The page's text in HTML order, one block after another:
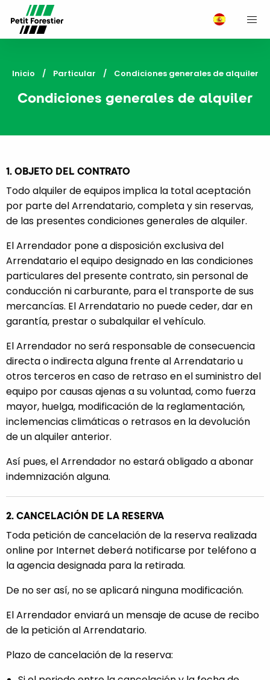
Inicio Particular Current:
Condiciones generales de alquiler
Condiciones generales de alquiler
1. OBJETO DEL CONTRATO
Todo alquiler de equipos implica la total aceptación
por parte del Arrendatario, completa y sin reservas,
de las presentes condiciones generales de alquiler.
El Arrendador pone a disposición exclusiva del
Arrendatario el equipo designado en las condiciones
particulares del presente contrato, sin personal de
conducción ni carburante, para el transporte de sus
mercancías. El Arrendatario no puede ceder, dar en
garantía, prestar o subalquilar el vehículo.
El Arrendador no será responsable de consecuencia
directa o indirecta alguna frente al Arrendatario u
otros terceros en caso de retraso en el suministro del
equipo por causas ajenas a su voluntad, como fuerza
mayor, huelga, modificación de la reglamentación,
inclemencias climáticas o retrasos en la devolución
de un alquiler anterior.
Así pues, el Arrendador no estará obligado a abonar
indemnización alguna.
2. CANCELACIÓN DE LA RESERVA
Toda petición de cancelación de la reserva realizada
online por Internet deberá notificarse por teléfono a
la agencia designada para la retirada.
De no ser así, no se aplicará ninguna modificación.
El Arrendador enviará un mensaje de acuse de recibo
de la petición al Arrendatario.
Plazo de cancelación de la reserva: